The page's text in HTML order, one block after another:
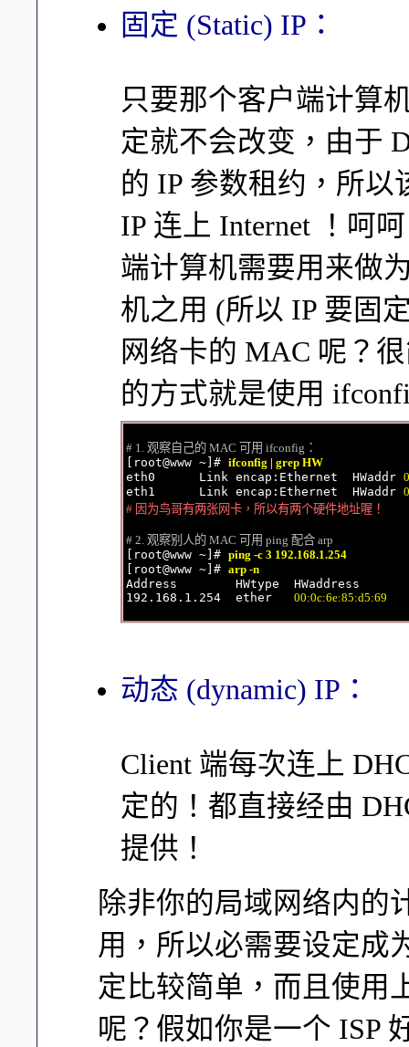
固定 (Static) IP：
只要那个客户端计算
定就不会改变，由于
的 IP 参数租约，所
IP 连上 Internet ！呵
端计算机需要用来做
机之用 (所以 IP 要固
网络卡的 MAC 呢？
的方式就是使用
# 1. 观察自己的 MAC 可用 ifconfig：
[root@www ~]# ifconfig | grep HW
eth0      Link encap:Ethernet  HWaddr
eth1      Link encap:Ethernet  HWaddr
# 因为鸟哥有两张网卡，所以有两个硬件地址喔！
# 2. 观察别人的 MAC 可用 ping 配合 arp
[root@www ~]# ping -c 3 192.168.1.254
[root@www ~]# arp -n
Address        HWtype  HWaddress
192.168.1.254  ether 00:0c:6e:85:d5:69
动态 (dynamic) IP：
Client 端每次连上
定的！都直接经由
提供！
除非你的局域网络内的
用，所以必需要设定成
定比较简单，而且使用
呢？假如你是一个 ISP